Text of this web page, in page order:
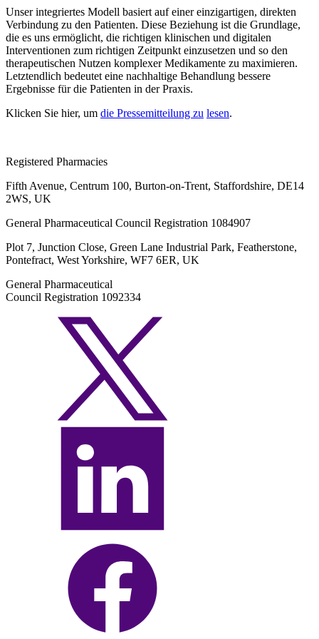
Unser integriertes Modell basiert auf einer einzigartigen, direkten
Verbindung zu den Patienten. Diese Beziehung ist die Grundlage,
die es uns ermöglicht, die richtigen klinischen und digitalen
Interventionen zum richtigen Zeitpunkt einzusetzen und so den
therapeutischen Nutzen komplexer Medikamente zu maximieren.
Letztendlich bedeutet eine nachhaltige Behandlung bessere
Ergebnisse für die Patienten in der Praxis.
Klicken Sie hier, um die Pressemitteilung zu lesen.
Registered Pharmacies
Fifth Avenue, Centrum 100, Burton-on-Trent, Staffordshire, DE14
2WS, UK
General Pharmaceutical Council Registration 1084907
Plot 7, Junction Close, Green Lane Industrial Park, Featherstone,
Pontefract, West Yorkshire, WF7 6ER, UK
General Pharmaceutical
Council Registration 1092334